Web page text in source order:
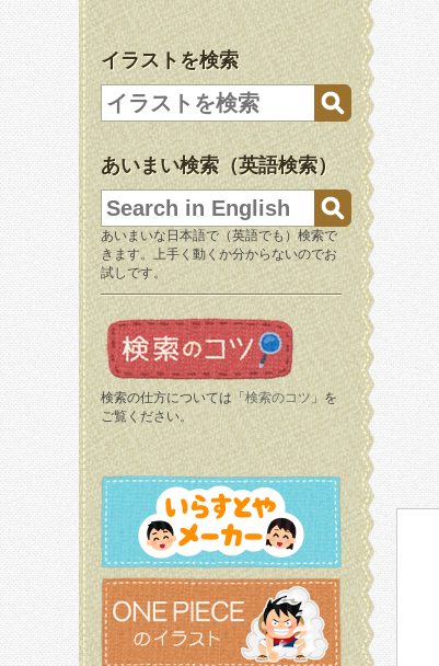
イラストを検索
あいまい検索（英語検索）
あいまいな日本語で（英語でも）検索で
きます。上手く動くか分からないのでお
試しです。
検索の仕方については「 検索のコツ 」を
ご覧ください。